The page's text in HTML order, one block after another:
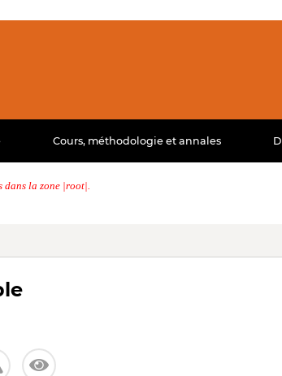
Cours, méthodologie et annales
dans la zone |root|.